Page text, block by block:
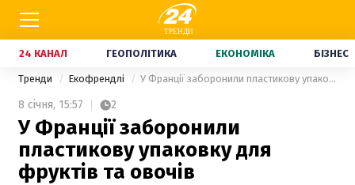
24 КАНАЛ ГЕОПОЛІТИКА ЕКОНОМІКА БІЗНЕС
Тренди Екофрендлі У Франції заборонили пластикову упаковку для фруктів та овочів
8 січня, 15:57 2
У Франції заборонили
пластикову упаковку для
фруктів та овочів